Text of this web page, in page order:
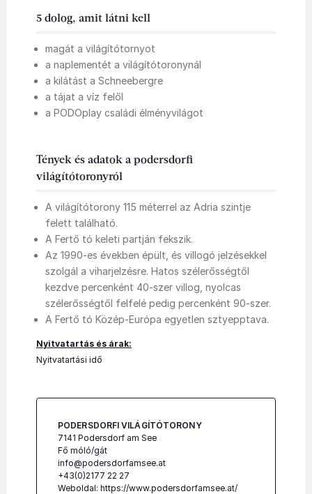
5 dolog, amit látni kell
magát a világítótornyot
a naplementét a világítótoronynál
a kilátást a Schneebergre
a tájat a víz felől
a PODOplay családi élményvilágot
Tények és adatok a podersdorfi
világítótoronyról
A világítótorony 115 méterrel az Adria szintje
felett található.
A Fertő tó keleti partján fekszik.
Az 1990-es években épült, és villogó jelzésekkel
szolgál a viharjelzésre. Hatos szélerősségtől
kezdve percenként 40-szer villog, nyolcas
szélerősségtől felfelé pedig percenként 90-szer.
A Fertő tó Közép-Európa egyetlen sztyepptava.
Nyitvatartás és árak:
Nyitvatartási idő
PODERSDORFI VILÁGÍTÓTORONY
7141 Podersdorf am See
Fő móló/gát
info@podersdorfamsee.at
+43(0)2177 22 27
Weboldal: https://www.podersdorfamsee.at/